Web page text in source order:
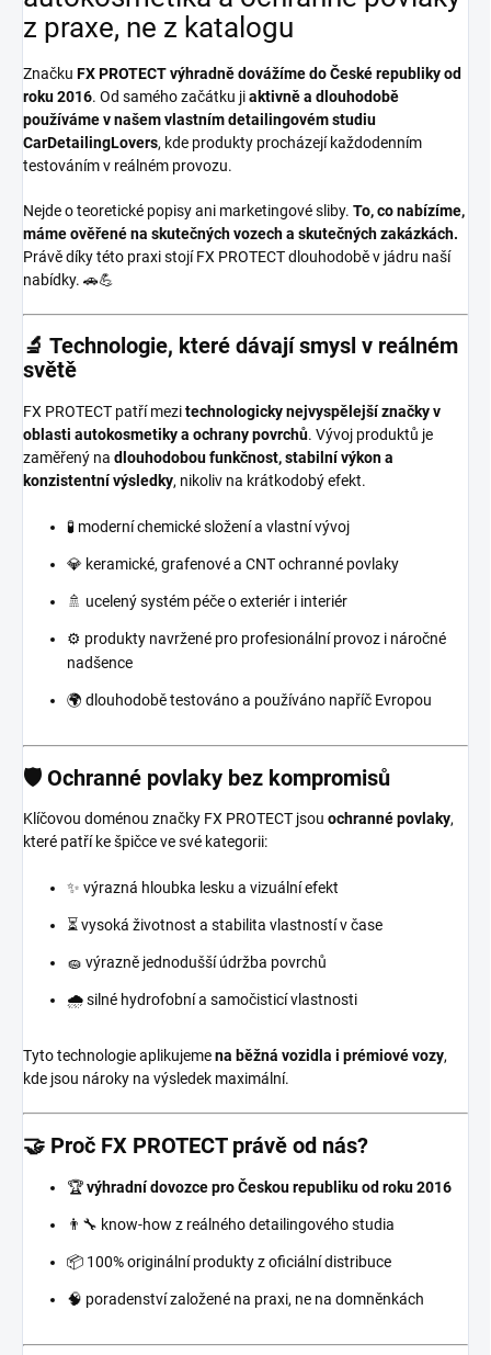
z praxe, ne z katalogu
Značku FX PROTECTvýhradně dovážíme do České republiky od
roku 2016. Od samého začátku jiaktivně a dlouhodobě
používáme v našem vlastním detailingovém studiu
CarDetailingLovers, kde produkty procházejí každodenním
testováním v reálném provozu.
Nejde o teoretické popisy ani marketingové sliby. To, co nabízíme,
máme ověřené na skutečných vozech a skutečných zakázkách.
Právě díky této praxi stojí FX PROTECT dlouhodobě v jádru naší
nabídky. 🚗💪
🔬 Technologie, které dávají smysl v reálném
světě
FX PROTECT patří mezitechnologicky nejvyspělejší značky v
oblasti autokosmetiky a ochrany povrchů. Vývoj produktů je
zaměřený na dlouhodobou funkčnost, stabilní výkon a
konzistentní výsledky, nikoliv na krátkodobý efekt.
🧪 moderní chemické složení a vlastní vývoj
💎 keramické, grafenové a CNT ochranné povlaky
🚿 ucelený systém péče o exteriér i interiér
⚙️ produkty navržené pro profesionální provoz i náročné
nadšence
🌍 dlouhodobě testováno a používáno napříč Evropou
🛡️ Ochranné povlaky bez kompromisů
Klíčovou doménou značky FX PROTECT jsou ochranné povlaky,
které patří ke špičce ve své kategorii:
✨ výrazná hloubka lesku a vizuální efekt
⏳ vysoká životnost a stabilita vlastností v čase
🧽 výrazně jednodušší údržba povrchů
🌧️ silné hydrofobní a samočisticí vlastnosti
Tyto technologie aplikujemena běžná vozidla i prémiové vozy,
kde jsou nároky na výsledek maximální.
🤝 Proč FX PROTECT právě od nás?
🏆výhradní dovozce pro Českou republiku od roku 2016
👨‍🔧 know-how z reálného detailingového studia
📦 100% originální produkty z oficiální distribuce
🧠 poradenství založené na praxi, ne na domněnkách